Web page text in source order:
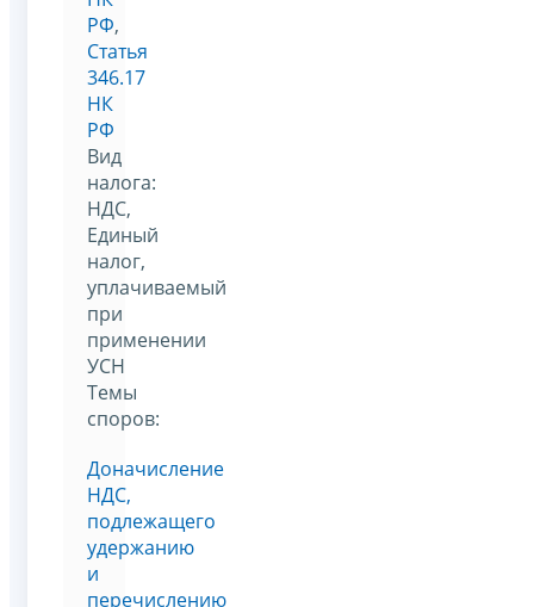
РФ,
Статья
346.17
НК
РФ
Вид
налога:
НДС,
Единый
налог,
уплачиваемый
при
применении
УСН
Темы
споров:
Доначисление
НДС,
подлежащего
удержанию
и
перечислению